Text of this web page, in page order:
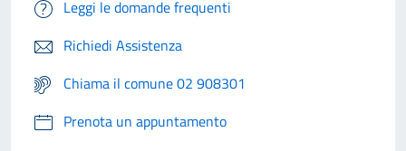
Leggi le domande frequenti
Richiedi Assistenza
Chiama il comune 02 908301
Prenota un appuntamento